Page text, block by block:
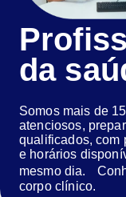
da
Somos mais de
atenciosos,
qualificados, com
e horários
mesmo dia.
corpo clínico.